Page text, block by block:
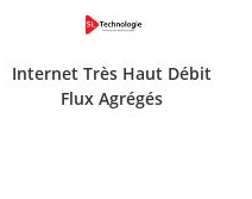
Internet Très Haut Débit
Flux Agrégés